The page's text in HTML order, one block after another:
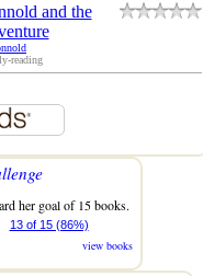
and the
reading
her goal of 15 books.
13 of 15 (86%)
view books